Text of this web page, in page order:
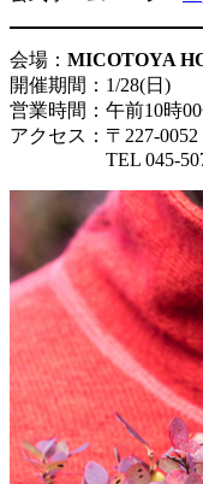
会場： MICOTOYA
開催期間：1/28(日)
営業時間：午前10時
アクセス：〒227-
TEL 045-507-